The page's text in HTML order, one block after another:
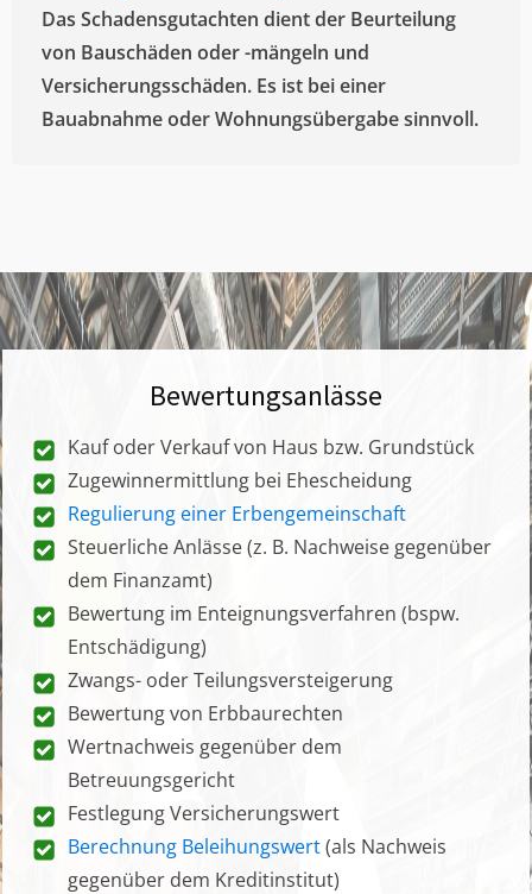
Das Schadensgutachten dient der Beurteilung
von Bauschäden oder -mängeln und
Versicherungsschäden. Es ist bei einer
Bauabnahme oder Wohnungsübergabe sinnvoll.
Bewertungsanlässe
Kauf oder Verkauf von Haus bzw. Grundstück
Zugewinnermittlung bei Ehescheidung
Regulierung einer Erbengemeinschaft
Steuerliche Anlässe (z. B. Nachweise gegenüber
dem Finanzamt)
Bewertung im Enteignungsverfahren (bspw.
Entschädigung)
Zwangs- oder Teilungsversteigerung
Bewertung von Erbbaurechten
Wertnachweis gegenüber dem
Betreuungsgericht
Festlegung Versicherungswert
Berechnung Beleihungswert(als Nachweis
gegenüber dem Kreditinstitut)